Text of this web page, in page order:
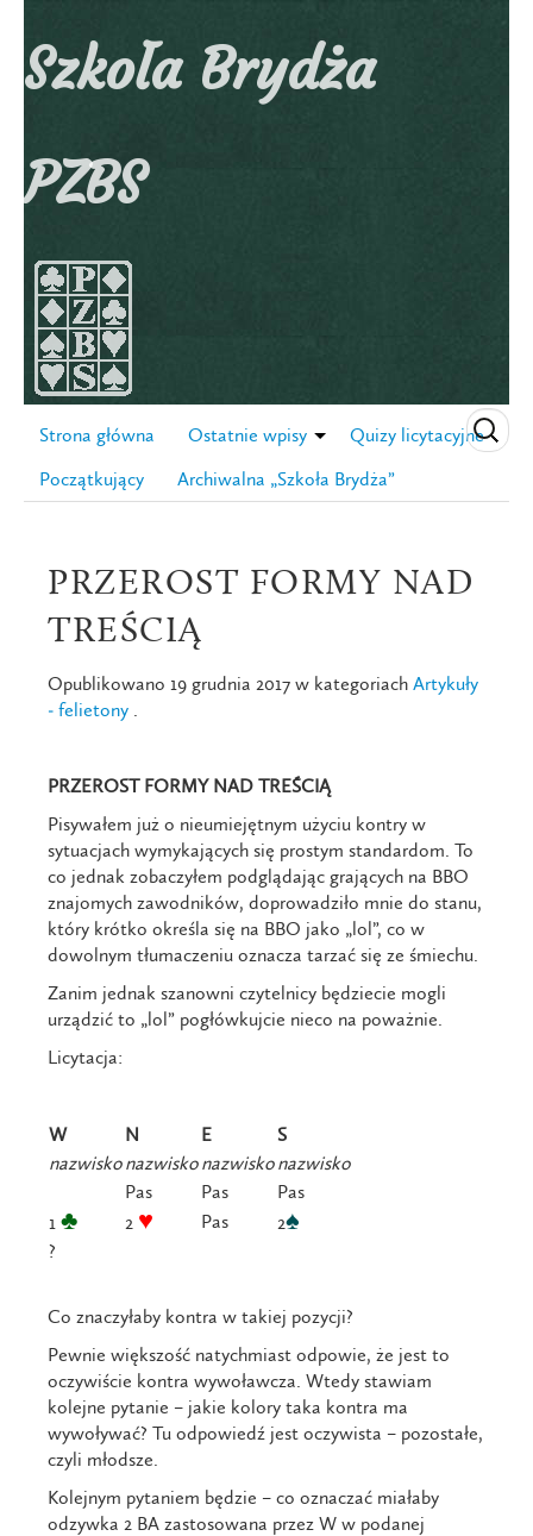
Szkoła Brydża
PZBS
Strona główna Ostatnie wpisy
Quizy licytacyjne
Początkujący
Archiwalna „Szkoła Brydża”
PRZEROST FORMY NAD
TREŚCIĄ
Opublikowano 19 grudnia 2017 w kategoriach Artykuły
- felietony .
PRZEROST FORMY NAD TREŚCIĄ
Pisywałem już o nieumiejętnym użyciu kontry w
sytuacjach wymykających się prostym standardom. To
co jednak zobaczyłem podglądając grających na BBO
znajomych zawodników, doprowadziło mnie do stanu,
który krótko określa się na BBO jako „lol”, co w
dowolnym tłumaczeniu oznacza tarzać się ze śmiechu.
Zanim jednak szanowni czytelnicy będziecie mogli
urządzić to „lol” pogłówkujcie nieco na poważnie.
Licytacja:
W N E
S
nazwiskonazwiskonazwiskonazwisko
Pas
Pas
Pas
1 ♣ 2 ♥ Pas 2♠
?
Co znaczyłaby kontra w takiej pozycji?
Pewnie większość natychmiast odpowie, że jest to
oczywiście kontra wywoławcza. Wtedy stawiam
kolejne pytanie – jakie kolory taka kontra ma
wywoływać? Tu odpowiedź jest oczywista – pozostałe,
czyli młodsze.
Kolejnym pytaniem będzie – co oznaczać miałaby
odzywka 2 BA zastosowana przez W w podanej